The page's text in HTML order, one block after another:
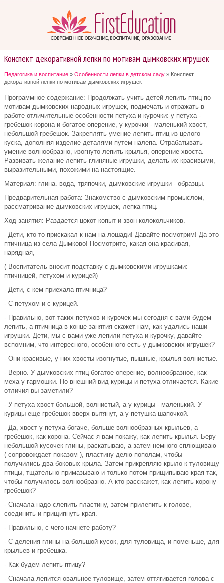
Конспект декоративной лепки по мотивам дымковских игрушек
Педагогика и воспитание » Особенности лепки в детском саду » Конспект
декоративной лепки по мотивам дымковских игрушек
Программное содержание: Продолжать учить детей лепить птиц по
мотивам дымковских народных игрушек, подмечать и отражать в
работе отличительные особенности петуха и курочки: у петуха -
гребешок-корона и богатое оперение, у курочки - маленький хвост,
небольшой гребешок. Закреплять умение лепить птиц из целого
куска, дополняя изделие деталями путем налепа. Отрабатывать
умение волнообразно, изогнуто лепить крылья, оперение хвоста.
Развивать желание лепить глиняные игрушки, делать их красивыми,
выразительными, похожими на настоящие.
Материал: глина. вода, тряпочки, дымковские игрушки - образцы.
Предварительная работа: Знакомство с дымковским промыслом,
рассматривание дымковских игрушек, лепка птиц.
Ход занятия: Раздается цокот копыт и звон колокольчиков.
- Дети, кто-то прискакал к нам на лошади! Давайте посмотрим! Да это
птичница из села Дымково! Посмотрите, какая она красивая,
нарядная,
( Воспитатель вносит подставку с дымковскими игрушками:
птичницей, петухом и курицей)
- Дети, с кем приехала птичница?
- С петухом и с курицей.
- Правильно, вот таких петухов и курочек мы сегодня с вами будем
лепить, а птичница в конце занятия скажет нам, как удались наши
игрушки. Дети, мы с вами уже лепили петуха и курочку, давайте
вспомним, что интересного, особенного есть у дымковских игрушек?
- Они красивые, у них хвосты изогнутые, пышные, крылья волнистые.
- Верно. У дымковских птиц богатое оперение, волнообразное, как
меха у гармошки. Но внешний вид курицы и петуха отличается. Какие
отличия вы заметили?
- У петуха хвост большой, волнистый, а у курицы - маленький. У
курицы еще гребешок вверх вытянут, а у петушка шапочкой.
- Да, хвост у петуха богаче, больше волнообразных крыльев, а
гребешок, как корона. Сейчас я вам покажу, как лепить крылья. Беру
небольшой кусочек глины, раскатываю, а затем немного сплющиваю
( сопровождает показом ), пластину делю пополам, чтобы
получились два боковых крыла. Затем прикрепляю крыло к туловищу
птицы, тщательно примазываю и только потом прищипываю края так,
чтобы получилось волнообразно. А кто расскажет, как лепить корону-
гребешок?
- Сначала надо слепить пластину, затем прилепить к голове,
соединить и прищипнуть края.
- Правильно, с чего начнете работу?
- С деления глины на большой кусок, для туловища, и поменьше, для
крыльев и гребешка.
- Как будем лепить птицу?
- Сначала лепится овальное туловище, затем оттягивается голова с